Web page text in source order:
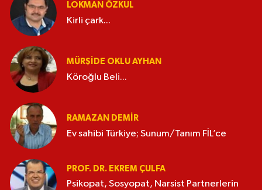
LOKMAN ÖZKUL
Kirli çark...
MÜRŞIDE OKLU AYHAN
Köroğlu Beli...
RAMAZAN DEMİR
Ev sahibi Türkiye; Sunum/Tanım FİL’ce
PROF. DR. EKREM ÇULFA
Psikopat, Sosyopat, Narsist Partnerlerin